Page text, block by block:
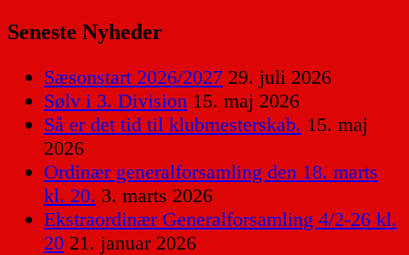
Seneste Nyheder
Sæsonstart 2026/2027 29. juli 2026
Sølv i 3. Division 15. maj 2026
Så er det tid til klubmesterskab. 15. maj
2026
Ordinær generalforsamling den 18. marts
kl. 20. 3. marts 2026
Ekstraordinær Generalforsamling 4/2-26 kl.
20 21. januar 2026